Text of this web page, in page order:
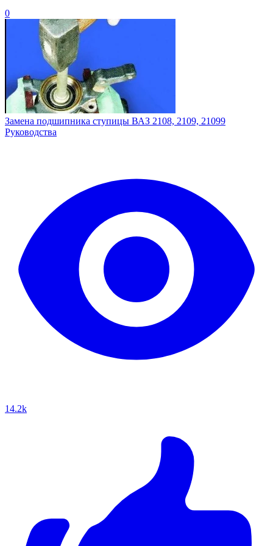
0
Замена подшипника ступицы ВАЗ 2108, 2109, 21099
Руководства
14.2k